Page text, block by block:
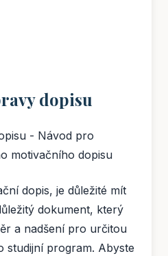
dopisu
- Návod pro
motivačního dopisu
dopis, je důležité mít
dokument, který
a nadšení pro určitou
studijní program. Abyste